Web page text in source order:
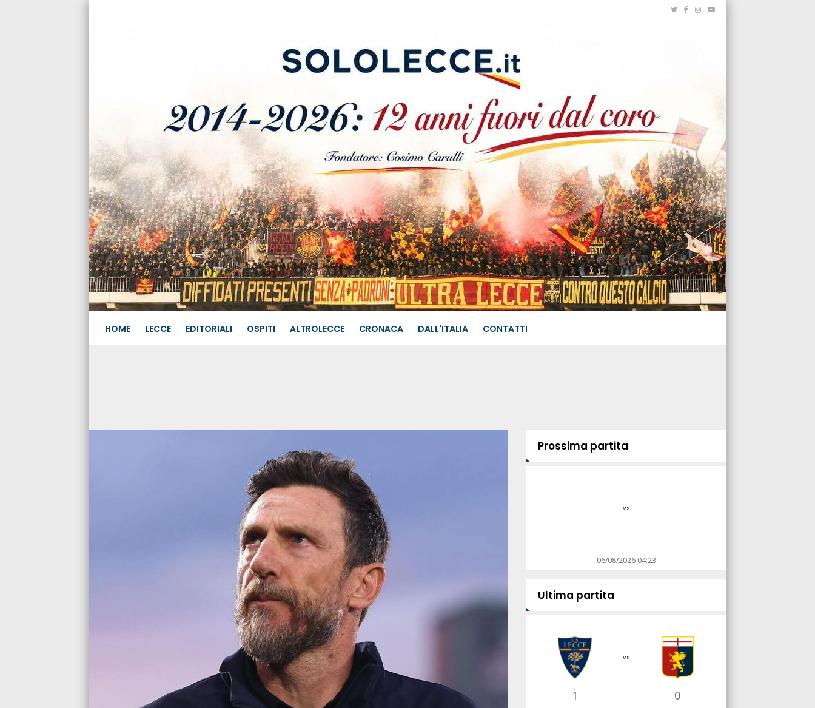
HOME LECCE EDITORIALI OSPITI ALTROLECCE CRONACA DALL'ITALIA CONTATTI
Prossima partita
vs
06/08/2026 04:23
Ultima partita
1
vs
0